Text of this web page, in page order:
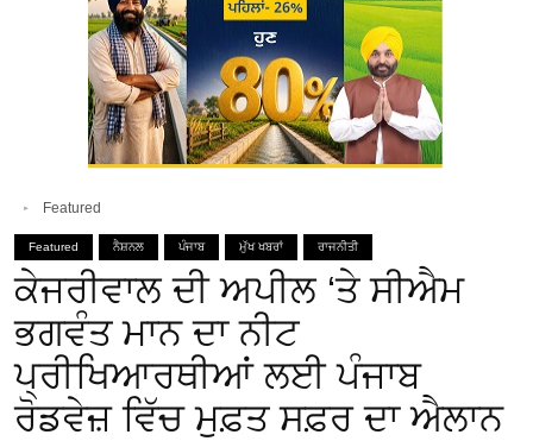
Featured
Featured ਨੈਸ਼ਨਲ ਪੰਜਾਬ ਮੁੱਖ ਖਬਰਾਂ ਰਾਜਨੀਤੀ
ਕੇਜਰੀਵਾਲ ਦੀ ਅਪੀਲ ‘ਤੇ ਸੀਐਮ
ਭਗਵੰਤ ਮਾਨ ਦਾ ਨੀਟ
ਪ੍ਰੀਖਿਆਰਥੀਆਂ ਲਈ ਪੰਜਾਬ
ਰੋਡਵੇਜ਼ ਵਿੱਚ ਮੁਫ਼ਤ ਸਫ਼ਰ ਦਾ ਐਲਾਨ